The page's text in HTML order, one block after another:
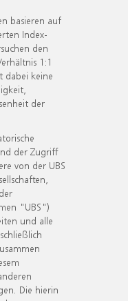
basieren auf
Index-
den
1:1
dabei keine
der
der Zugriff
von der UBS
"UBS")
und alle
Die hierin